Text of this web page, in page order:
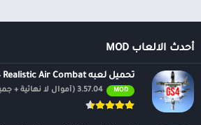
أحدث الالعاب MOD
تحميل لعبه GS4 Realistic Air Combat مهكره للاندرويد
MOD 3.57.04 (أموال لا نهائية + جميع المستويات)